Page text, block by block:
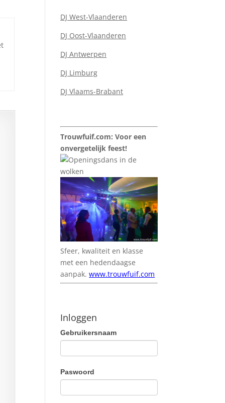
DJ West-Vlaanderen
DJ Oost-Vlaanderen
DJ Antwerpen
DJ Limburg
DJ Vlaams-Brabant
Trouwfuif.com: Voor een
onvergetelijk feest!
Sfeer, kwaliteit en klasse
met een hedendaagse
aanpak.www.trouwfuif.com
Inloggen
Gebruikersnaam
Paswoord